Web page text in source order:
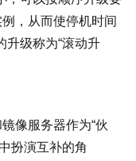
，从而使停机时间
升级称为“滚动升
像服务器作为“伙
扮演互补的角